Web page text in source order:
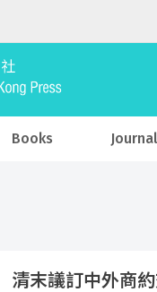
Books
清末議訂中外商